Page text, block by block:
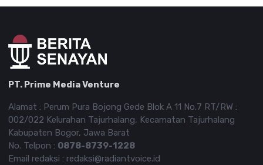
PT. Prime Media Venture
Alamat : Perum Pura Bojong Gede Blok A 11 No.7 RT/RW :
002/022 Kelurahan Tajurhalang, Kecamatan Tajurhalang
Kabupaten Bogor, Jawa Barat
No. Telpon : 0878-8739-1228
Email redaksi : redaksi@radiantvoice.id